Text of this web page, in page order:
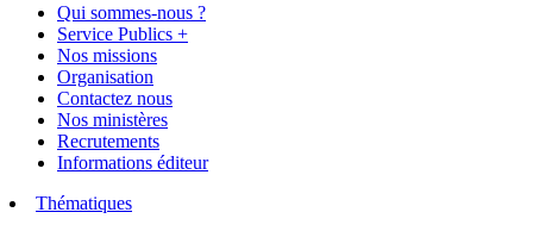
Qui sommes-nous ?
Service Publics +
Nos missions
Organisation
Contactez nous
Nos ministères
Recrutements
Informations éditeur
Thématiques